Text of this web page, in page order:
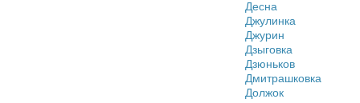
Десна
Джулинка
Джурин
Дзыговка
Дзюньков
Дмитрашковка
Должок